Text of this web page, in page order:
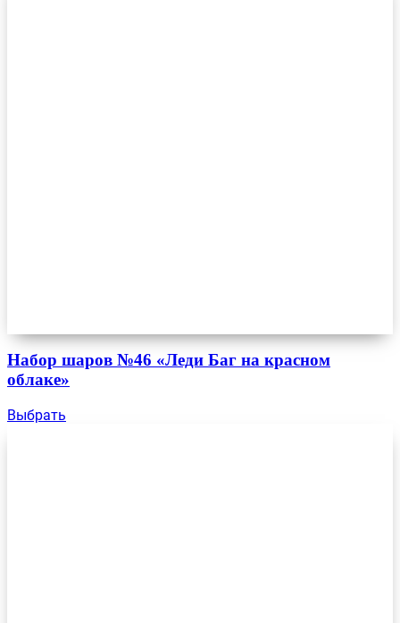
Набор шаров №46 «Леди Баг на красном
облаке»
Выбрать